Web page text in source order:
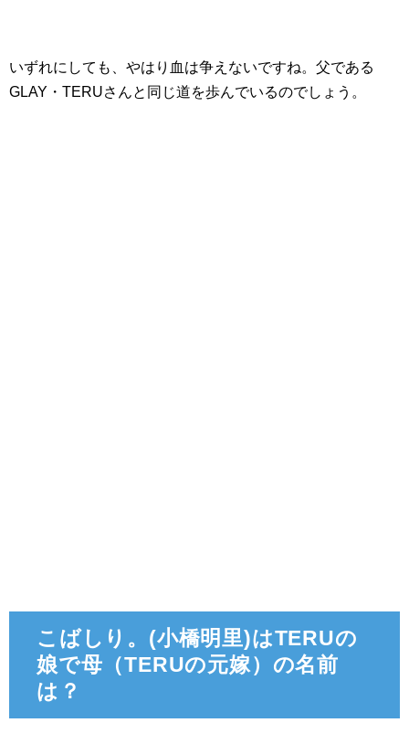
いずれにしても、やはり血は争えないですね。父である
GLAY・TERUさんと同じ道を歩んでいるのでしょう。
こばしり。(小橋明里)はTERUの
娘で母（TERUの元嫁）の名前
は？